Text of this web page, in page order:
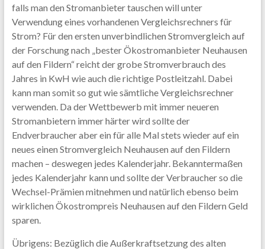
falls man den Stromanbieter tauschen will unter
Verwendung eines vorhandenen Vergleichsrechners für
Strom? Für den ersten unverbindlichen Stromvergleich auf
der Forschung nach „bester Ökostromanbieter Neuhausen
auf den Fildern“ reicht der grobe Stromverbrauch des
Jahres in KwH wie auch die richtige Postleitzahl. Dabei
kann man somit so gut wie sämtliche Vergleichsrechner
verwenden. Da der Wettbewerb mit immer neueren
Stromanbietern immer härter wird sollte der
Endverbraucher aber ein für alle Mal stets wieder auf ein
neues einen Stromvergleich Neuhausen auf den Fildern
machen – deswegen jedes Kalenderjahr. Bekanntermaßen
jedes Kalenderjahr kann und sollte der Verbraucher so die
Wechsel-Prämien mitnehmen und natürlich ebenso beim
wirklichen Ökostrompreis Neuhausen auf den Fildern Geld
sparen.
Übrigens: Bezüglich die Außerkraftsetzung des alten